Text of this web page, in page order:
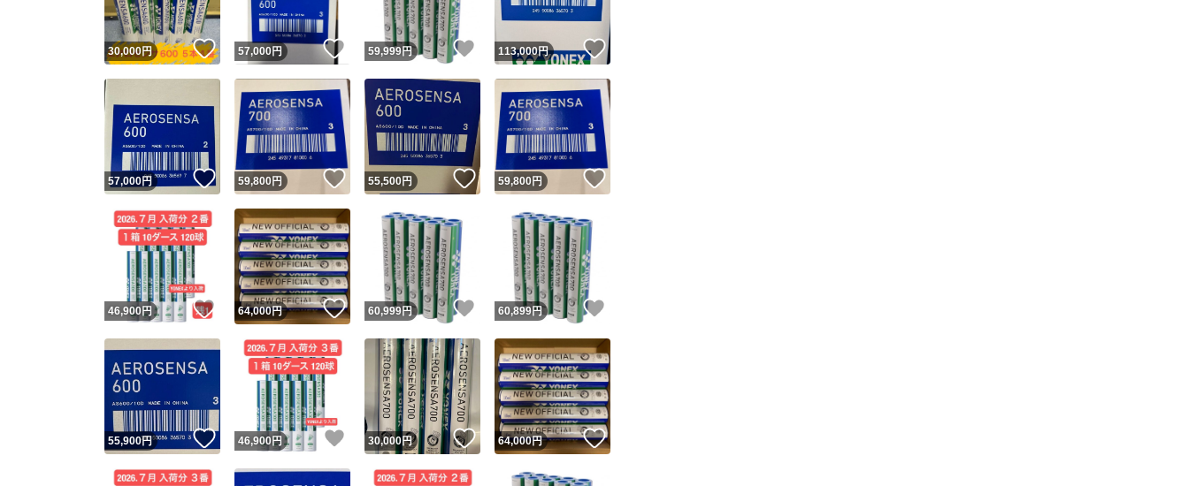
ユーザーの実績について
Yahoo!フリマが定めた一定の基準を満たしたユーザーにバッジを付与しています
安心取引出品者
安心取引出品者 Yahoo!フリマの基準をクリアした安心・安全なユーザーです
取引実績
取引実績◯+ このユーザーはYahoo!フリマの取引を完了させた実績があります
他フリマ実績◯+ このユーザーは他フリマサービスでの取引実績があります
スピード&安心発送
※このバッジは実績に基づく表示であり、発送を保証しているものではありません
スピード＆安心発送
このユーザーは高頻度で24時間以内＆設定した発送日数内に発送してい
ます
スピード発送
この商品の情報をコピーします
商品画像の 無断転載は禁止されています
コピーは1商品につき1回です
出品ページへ
キャンセル
30,000円 いいね！
57,000円 いいね！
59,999円 いいね！
113,000円 いいね！
57,000円 いいね！
59,800円 いいね！
55,500円 いいね！
59,800円
46,900 円 いいね！
64,000円 いいね！
60,999円 いいね！
60,899円
55,900円 いいね！
46,900円 いいね！
30,000円 いいね！
64,000円 いいね！